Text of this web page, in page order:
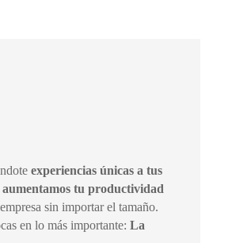
experiencias únicas a tus
aumentamos tu productividad
sin importar el tamaño.
en lo más importante: La